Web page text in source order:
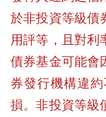
於非投資等級債
用評等，且對利
債券基金可能會
券發行機構違
損。非投資等級